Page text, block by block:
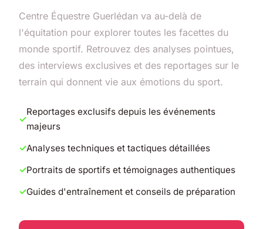
Centre Équestre Guerlédan va au-delà de
l'équitation pour explorer toutes les facettes du
monde sportif. Retrouvez des analyses pointues,
des interviews exclusives et des reportages sur le
terrain qui donnent vie aux émotions du sport.
Reportages exclusifs depuis les événements
majeurs
Analyses techniques et tactiques détaillées
Portraits de sportifs et témoignages authentiques
Guides d'entraînement et conseils de préparation